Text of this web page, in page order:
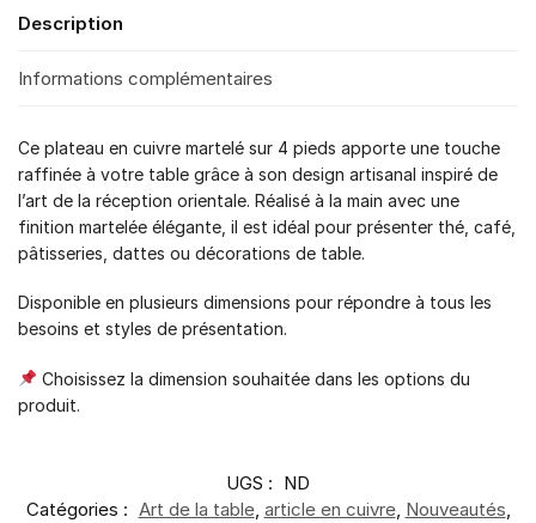
Description
Informations complémentaires
Ce plateau en cuivre martelé sur 4 pieds apporte une touche
raffinée à votre table grâce à son design artisanal inspiré de
l’art de la réception orientale. Réalisé à la main avec une
finition martelée élégante, il est idéal pour présenter thé, café,
pâtisseries, dattes ou décorations de table.
Disponible en plusieurs dimensions pour répondre à tous les
besoins et styles de présentation.
Choisissez la dimension souhaitée dans les options du
produit.
UGS : ND
Catégories : Art de la table, article en cuivre, Nouveautés,